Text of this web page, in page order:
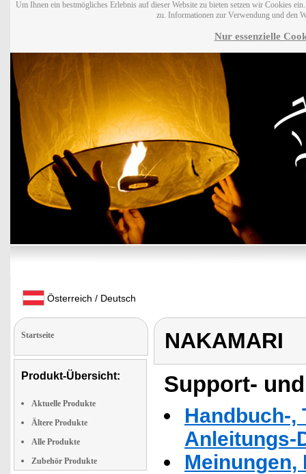
Um Ihnen ein bestmögliches Erlebnis auf dieser Website zu bieten setzen wir Cookies
zu. Informationen zur Verwendung und den
Nur essenzielle
Österreich / Deutsch
Startseite
Produkt-Übersicht:
Aktuelle Produkte
Ältere Produkte
Alle Produkte
Zubehör Produkte
NAKAMARI
Support-
Handbuch-,
Anleitungs-